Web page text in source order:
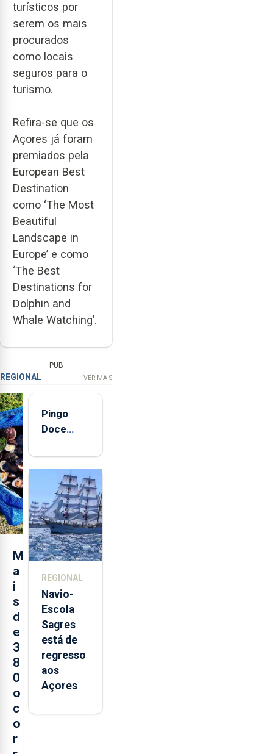
turísticos por
serem os mais
procurados
como locais
seguros para o
turismo.
Refira-se que os
Açores já foram
premiados pela
European Best
Destination
como ‘The Most
Beautiful
Landscape in
Europe’ e como
‘The Best
Destinations for
Dolphin and
Whale Watching’.
PUB
REGIONAL VER MAIS
M
a
i
s
d
e
3
8
0
o
c
o
r
Pingo
Doce
quinta-
feira nova
loja em
São
Sebastião
e cria 30
postos de
REGIONAL
Navio-
Escola
Sagres
está de
regresso
aos
Açores